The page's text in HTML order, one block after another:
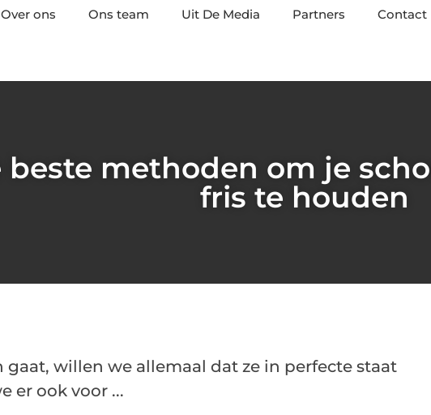
Over ons Ons team Uit De Media Partners Contact
beste methoden om je
fris te houden
gaat, willen we allemaal dat ze in perfecte staat
er ook voor ...